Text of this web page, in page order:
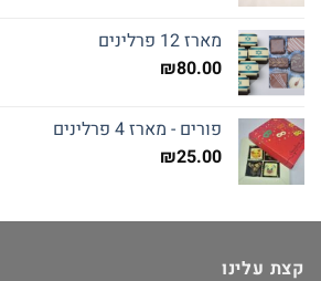
מארז 12 פרלינים
₪80.00
פורים - מארז 4 פרלינים
₪25.00
קצת עלינו